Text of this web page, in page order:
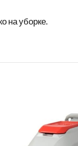
на уборке.